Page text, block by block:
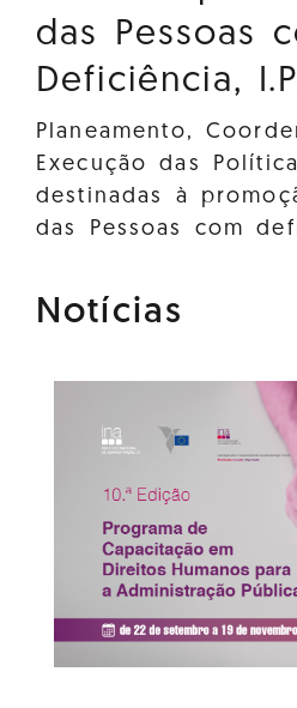
das Pessoas
Deficiência,
Planeamento,
Execução das
destinadas à
das Pessoas com
Notícias